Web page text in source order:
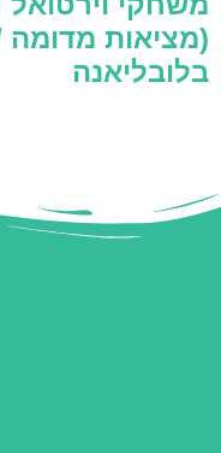
(מציאות מדומה
בלובליאנה